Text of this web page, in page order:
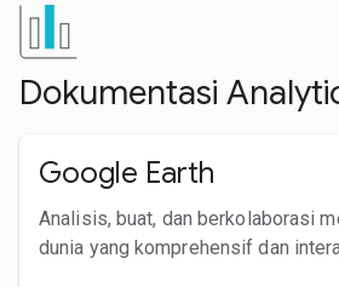
Dokumentasi
Google Earth
Analisis, buat, dan berkolaborasi
dunia yang komprehensif dan